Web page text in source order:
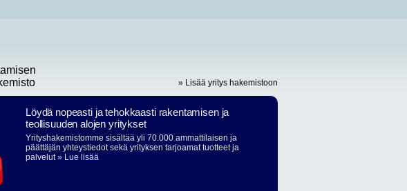
» Lisää yritys hakemistoon
Löydä nopeasti ja tehokkaasti rakentamisen ja
teollisuuden alojen yritykset
Yrityshakemistomme sisältää yli 70.000 ammattilaisen ja
päättäjän yhteystiedot sekä yrityksen tarjoamat tuotteet ja
palvelut» Lue lisää